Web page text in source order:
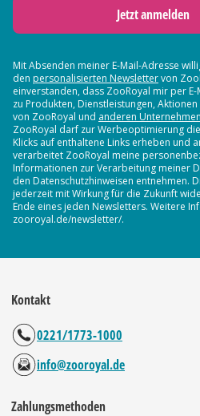
Jetzt anmelden
Mit Absenden meiner E-Mail-Adresse
den personalisierten Newslettervon
einverstanden, dass ZooRoyal mir per
zu Produkten, Dienstleistungen,
von ZooRoyal und anderen
ZooRoyal darf zur Werbeoptimierung
Klicks auf enthaltene Links erheben und
verarbeitet ZooRoyal meine
Informationen zur Verarbeitung meiner
den Datenschutzhinweisen entnehmen.
jederzeit mit Wirkung für die Zukunft
Ende eines jeden Newsletters. Weitere
zooroyal.de/newsletter/.
Kontakt
0221/1773-1000
info@zooroyal.de
Zahlungsmethoden